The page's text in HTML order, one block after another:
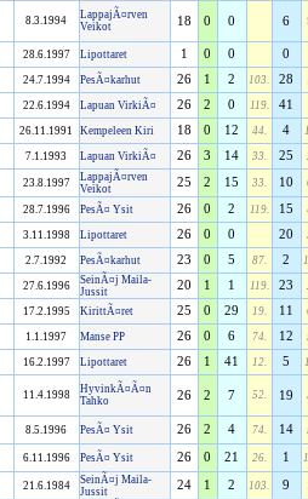
8.3.1994
LappajÃ¤rven
Veikot
18 0 0 6
28.6.1997 Lipottaret 1 0 0 0
24.7.1994 PesÃ¤karhut 26 1 2 103. 28
22.6.1994 Lapuan VirkiÃ¤ 26 2 0 119. 41
26.11.1991 Kempeleen Kiri 18 0 12 44. 4
7.1.1993 Lapuan VirkiÃ¤ 26 3 14 33. 25
23.8.1997
LappajÃ¤rven
Veikot
25 2 15 33. 10
28.7.1996 PesÃ¤ Ysit 26 0 2 119. 15
3.11.1998 Lipottaret 26 0 0 20
2.7.1992 PesÃ¤karhut 23 0 5 87. 2
27.6.1996
SeinÃ¤j Maila-
Jussit
20 1 1 119. 23
17.2.1995 KirittÃ¤ret 25 0 29 19. 11
1.1.1997 Manse PP 26 0 6 74. 12
16.2.1997 Lipottaret 26 1 41 12. 5
11.4.1998
HyvinkÃ¤Ã¤n
Tahko
26 2 7 52. 19
8.5.1996 PesÃ¤ Ysit 26 2 4 74. 14
6.11.1996 PesÃ¤ Ysit 26 0 21 26. 1
21.6.1984
SeinÃ¤j Maila-
Jussit
24 1 2 103. 9